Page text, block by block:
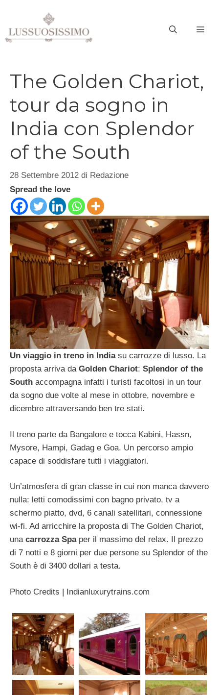
contenuto
The Golden Chariot,
tour da sogno in
India con Splendor
of the South
28 Settembre 2012 di Redazione
Spread the love
Un viaggio in treno in Indiasu carrozze di lusso. La
proposta arriva da Golden Chariot: Splendor of the
South accompagna infatti i turisti facoltosi in un tour
da sogno due volte al mese in ottobre, novembre e
dicembre attraversando ben tre stati.
Il treno parte da Bangalore e tocca Kabini, Hassn,
Mysore, Hampi, Gadag e Goa. Un percorso ampio
capace di soddisfare tutti i viaggiatori.
Un’atmosfera di gran classe in cui non manca davvero
nulla: letti comodissimi con bagno privato, tv a
schermo piatto, dvd, 6 canali satellitari, connessione
wi-fi. Ad arricchire la proposta di The Golden Chariot,
una carrozza Spaper il massimo del relax. Il prezzo
di 7 notti e 8 giorni per due persone su Splendor of the
South è di 3400 dollari a testa.
Photo Credits | Indianluxurytrains.com